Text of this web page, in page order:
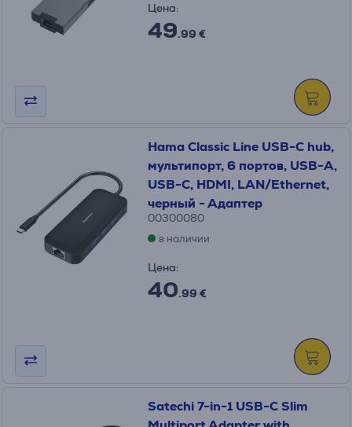
Цена:
49.99 €
Hama Classic Line USB-C hub,
мультипорт, 6 портов, USB-A,
USB-C, HDMI, LAN/Ethernet,
черный - Адаптер
00300080
в наличии
Цена:
40.99 €
Satechi 7-in-1 USB-C Slim